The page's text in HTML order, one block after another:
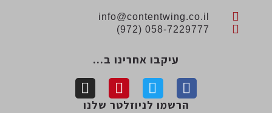
info@contentwing.co.il
058-7229777 (972)
עיקבו אחרינו ב...
הרשמו לניוזלטר שלנו